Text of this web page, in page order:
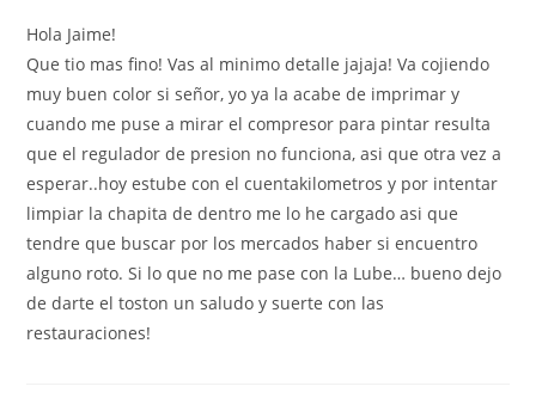
Hola Jaime!
Que tio mas fino! Vas al minimo detalle jajaja! Va cojiendo
muy buen color si señor, yo ya la acabe de imprimar y
cuando me puse a mirar el compresor para pintar resulta
que el regulador de presion no funciona, asi que otra vez a
esperar..hoy estube con el cuentakilometros y por intentar
limpiar la chapita de dentro me lo he cargado asi que
tendre que buscar por los mercados haber si encuentro
alguno roto. Si lo que no me pase con la Lube… bueno dejo
de darte el toston un saludo y suerte con las
restauraciones!